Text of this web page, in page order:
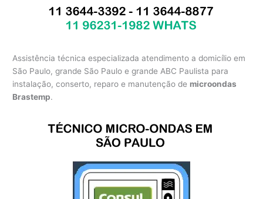
Assistência técnica especializada atendimento a domicílio em
São Paulo, grande São Paulo e grande ABC Paulista para
instalação, conserto, reparo e manutenção de microondas
Brastemp.